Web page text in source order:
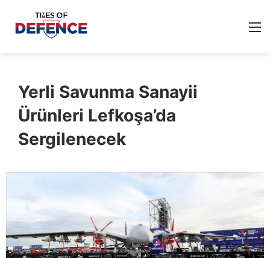
Yerli Savunma Sanayii
Ürünleri Lefkoşa’da
Sergilenecek